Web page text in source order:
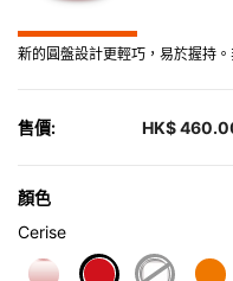
新的圓盤設計更輕巧，易於握持
售價: HK$
顏色
Cerise